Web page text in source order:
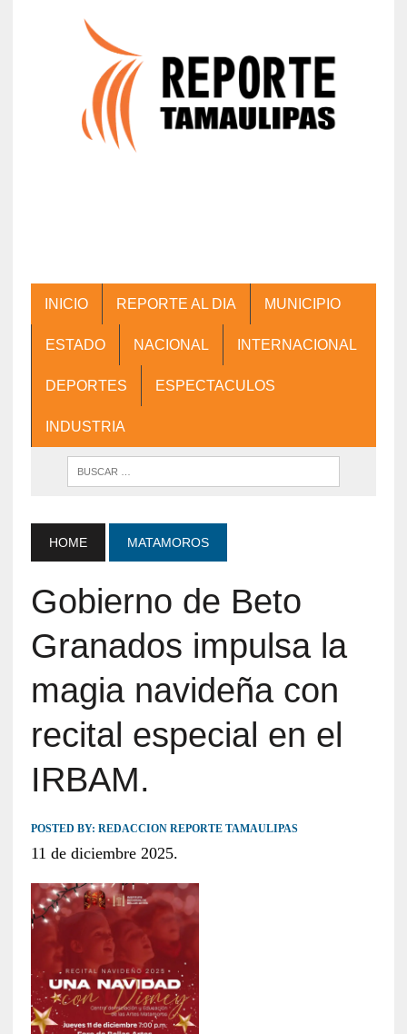
INICIO REPORTE AL DIA MUNICIPIO
ESTADO NACIONAL INTERNACIONAL
DEPORTES ESPECTACULOS
INDUSTRIA
HOME MATAMOROS
Gobierno de Beto
Granados impulsa la
magia navideña con
recital especial en el
IRBAM.
POSTED BY: REDACCION REPORTE TAMAULIPAS
11 de diciembre 2025.